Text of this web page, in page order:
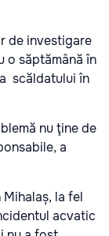
de investigare
o săptămână în
scăldatului în
nu ţine de
a
la fel
acvatic